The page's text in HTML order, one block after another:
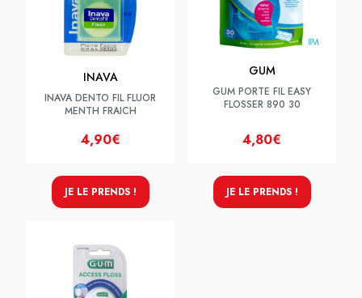
INAVA
INAVA DENTO FIL FLUOR
MENTH FRAICH
4,90€
JE LE PRENDS !
GUM
GUM PORTE FIL EASY
FLOSSER 890 30
4,80€
JE LE PRENDS !